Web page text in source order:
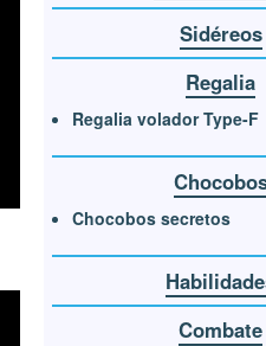
Sidéreos
Regalia
Regalia volador Type-F
Chocobos secretos
Combate